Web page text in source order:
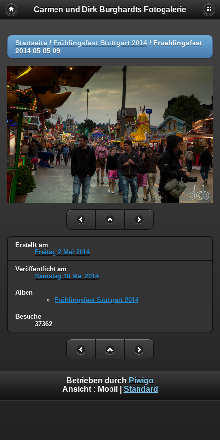
Carmen und Dirk Burghardts Fotogalerie
Startseite / Frühlingsfest Stuttgart 2014 / Fruehlingsfest
2014 05 05 09
Erstellt am
Freitag 2 Mai 2014
Veröffentlicht am
Samstag 10 Mai 2014
Alben
Frühlingsfest Stuttgart 2014
Besuche
37362
Betrieben durch Piwigo
Ansicht : Mobil Standard